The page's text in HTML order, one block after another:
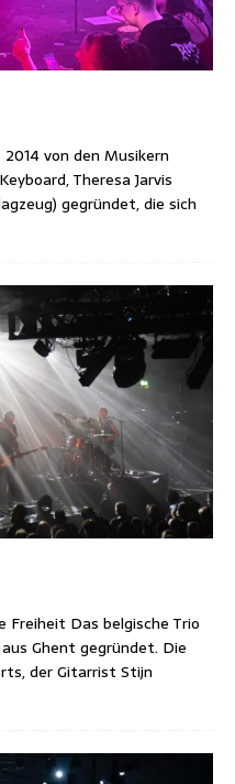
von den Musikern
Theresa Jarvis
gegründet, die sich
Freiheit Das belgische Trio
Ghent gegründet. Die
der Gitarrist Stijn